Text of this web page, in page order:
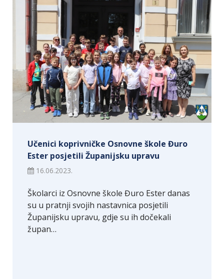
Učenici koprivničke Osnovne škole Đuro
Ester posjetili Županijsku upravu
16.06.2023.
Školarci iz Osnovne škole Đuro Ester danas
su u pratnji svojih nastavnica posjetili
Županijsku upravu, gdje su ih dočekali
župan…